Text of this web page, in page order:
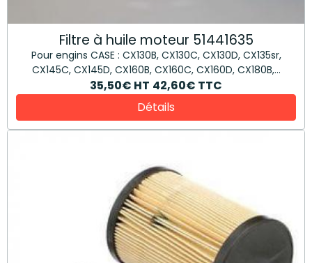
Filtre à huile moteur 51441635
Pour engins CASE : CX130B, CX130C, CX130D, CX135sr,
CX145C, CX145D, CX160B, CX160C, CX160D, CX180B,...
35,50€ HT 42,60€ TTC
Détails